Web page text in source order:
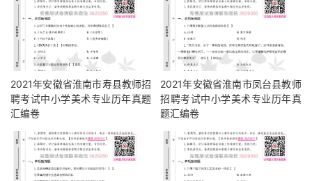
2021年安徽省淮南市寿县教师招
聘考试中小学美术专业历年真题
汇编卷
2021年安徽省淮南市凤台县教师
招聘考试中小学美术专业历年真
题汇编卷